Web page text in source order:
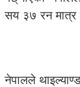
सय ३७ रन मात्र
नेपालले